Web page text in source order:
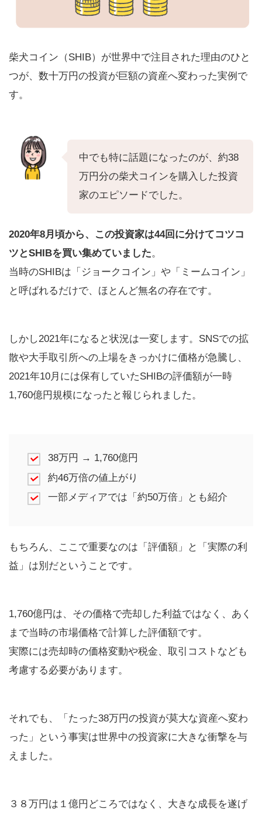
柴犬コイン（SHIB）が世界中で注目された理由のひと
つが、数十万円の投資が巨額の資産へ変わった実例で
す。
中でも特に話題になったのが、約38
万円分の柴犬コインを購入した投資
家のエピソードでした。
2020年8月頃から、この投資家は44回に分けてコツコ
ツとSHIBを買い集めていました。
当時のSHIBは「ジョークコイン」や「ミームコイン」
と呼ばれるだけで、ほとんど無名の存在です。
しかし2021年になると状況は一変します。SNSでの拡
散や大手取引所への上場をきっかけに価格が急騰し、
2021年10月には保有していたSHIBの評価額が一時
1,760億円規模になったと報じられました。
38万円 → 1,760億円
約46万倍の値上がり
一部メディアでは「約50万倍」とも紹介
もちろん、ここで重要なのは「評価額」と「実際の利
益」は別だということです。
1,760億円は、その価格で売却した利益ではなく、あく
まで当時の市場価格で計算した評価額です。
実際には売却時の価格変動や税金、取引コストなども
考慮する必要があります。
それでも、「たった38万円の投資が莫大な資産へ変わ
った」という事実は世界中の投資家に大きな衝撃を与
えました。
３８万円は１億円どころではなく、大きな成長を遂げ